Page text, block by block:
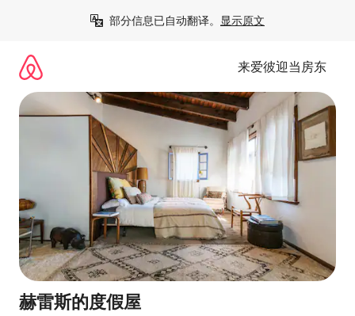
部分信息已自动翻译。 显示原文
来爱彼迎当房东
赫雷斯的度假屋